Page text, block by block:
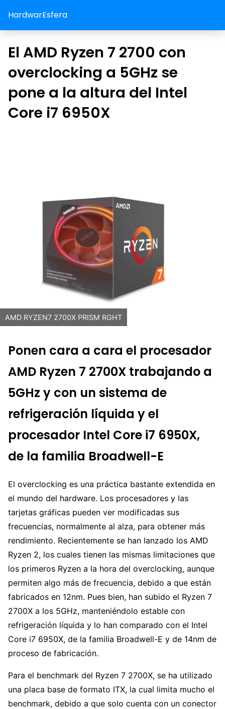
HardwarEsfera
El AMD Ryzen 7 2700 con
overclocking a 5GHz se
pone a la altura del Intel
Core i7 6950X
AMD RYZEN7 2700X PRISM RGHT
Ponen cara a cara el procesador
AMD Ryzen 7 2700X trabajando a
5GHz y con un sistema de
refrigeración líquida y el
procesador Intel Core i7 6950X,
de la familia Broadwell-E
El overclocking es una práctica bastante extendida en
el mundo del hardware. Los procesadores y las
tarjetas gráficas pueden ver modificadas sus
frecuencias, normalmente al alza, para obtener más
rendimiento. Recientemente se han lanzado los AMD
Ryzen 2, los cuales tienen las mismas limitaciones que
los primeros Ryzen a la hora del overclocking, aunque
permiten algo más de frecuencia, debido a que están
fabricados en 12nm. Pues bien, han subido el Ryzen 7
2700X a los 5GHz, manteniéndolo estable con
refrigeración líquida y lo han comparado con el Intel
Core i7 6950X, de la familia Broadwell-E y de 14nm de
proceso de fabricación.
Para el benchmark del Ryzen 7 2700X, se ha utilizado
una placa base de formato ITX, la cual limita mucho el
benchmark, debido a que solo cuenta con un conector